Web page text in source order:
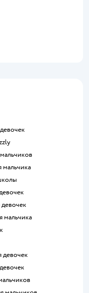
мальчика
девочек
мальчика
девочек